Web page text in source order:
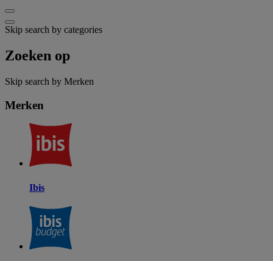
Skip search by categories
Zoeken op
Skip search by Merken
Merken
Ibis